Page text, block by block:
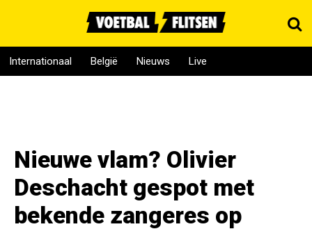
Internationaal België Nieuws Live
Nieuwe vlam? Olivier
Deschacht gespot met
bekende zangeres op